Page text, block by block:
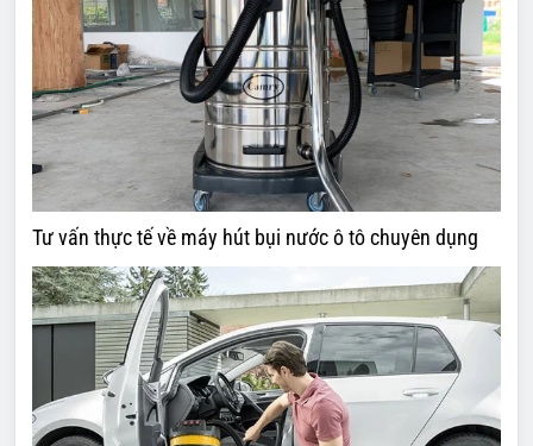
Tư vấn thực tế về máy hút bụi nước ô tô chuyên dụng